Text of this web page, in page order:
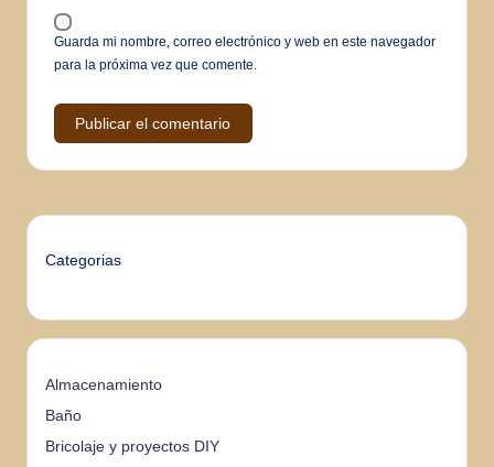
Guarda mi nombre, correo electrónico y web en este navegador
para la próxima vez que comente.
Categorias
Almacenamiento
Baño
Bricolaje y proyectos DIY